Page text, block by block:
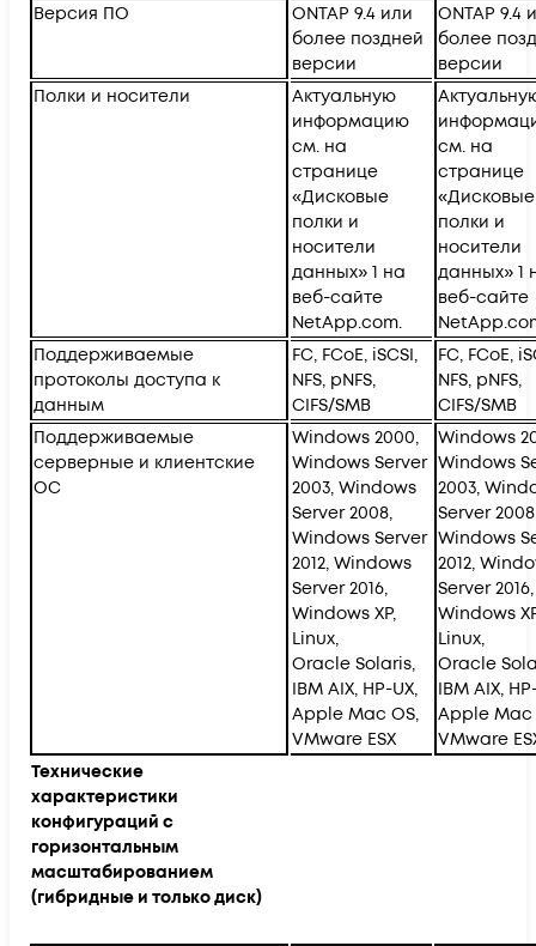
Версия ПО
ONTAP 9.4 или
более поздней
версии
ONTAP 9.4
более
версии
Полки и носители
Актуальную
информацию
см. на
странице
«Дисковые
полки и
носители
данных» 1 на
веб-сайте
NetApp.com.
см. на
странице
«Дисковые
полки и
носители
данных» 1
веб-сайте
Поддерживаемые
протоколы доступа к
данным
FC, FCoE, iSCSI,
NFS, pNFS,
CIFS/SMB
FC, FCoE,
NFS, pNFS,
CIFS/SMB
Поддерживаемые
серверные и клиентские
ОС
Windows 2000,
Windows Server
2003, Windows
Server 2008,
Windows Server
2012, Windows
Server 2016,
Windows XP,
Linux,
Oracle Solaris,
IBM AIX, HP-UX,
Apple Mac OS,
VMware ESX
Windows
Windows
2003,
Server
Windows
2012,
Server 2016,
Windows
Linux,
Oracle
IBM AIX,
Apple Mac
VMware
Технические
характеристики
конфигураций с
горизонтальным
масштабированием
(гибридные и только диск)